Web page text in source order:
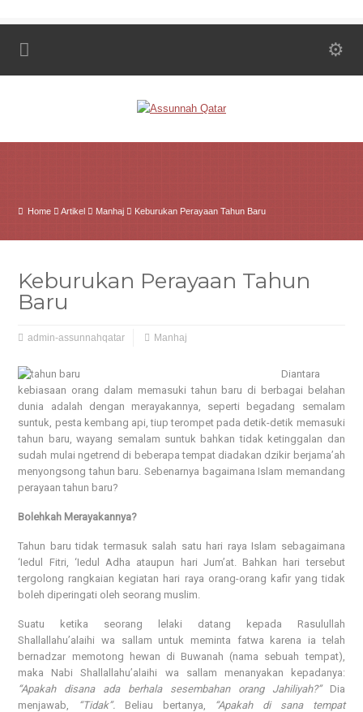
Home Artikel Manhaj Keburukan Perayaan Tahun Baru
Keburukan Perayaan Tahun
Baru
admin-assunnahqatar Manhaj
Diantara
kebiasaan orang dalam memasuki tahun baru di berbagai belahan
dunia adalah dengan merayakannya, seperti begadang semalam
suntuk, pesta kembang api, tiup terompet pada detik-detik memasuki
tahun baru, wayang semalam suntuk bahkan tidak ketinggalan dan
sudah mulai ngetrend di beberapa tempat diadakan dzikir berjama’ah
menyongsong tahun baru. Sebenarnya bagaimana Islam memandang
perayaan tahun baru?
Bolehkah Merayakannya?
Tahun baru tidak termasuk salah satu hari raya Islam sebagaimana
‘Iedul Fitri, ‘Iedul Adha ataupun hari Jum’at. Bahkan hari tersebut
tergolong rangkaian kegiatan hari raya orang-orang kafir yang tidak
boleh diperingati oleh seorang muslim.
Suatu ketika seorang lelaki datang kepada Rasulullah
Shallallahu’alaihi wa sallam untuk meminta fatwa karena ia telah
bernadzar memotong hewan di Buwanah (nama sebuah tempat),
maka Nabi Shallallahu’alaihi wa sallam menanyakan kepadanya:
“Apakah disana ada berhala sesembahan orang Jahiliyah?”Dia
menjawab, “Tidak”. Beliau bertanya,
“Apakah di sana tempat